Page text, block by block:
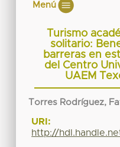
Menú
Turismo
solitario:
barreras en
del Centro
UAEM
Torres Rodríguez,
URI:
http://